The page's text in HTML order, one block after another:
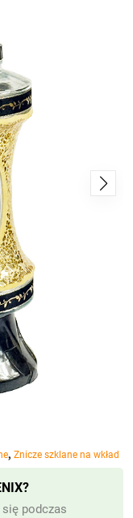
, Znicze szklane na wkład
podczas